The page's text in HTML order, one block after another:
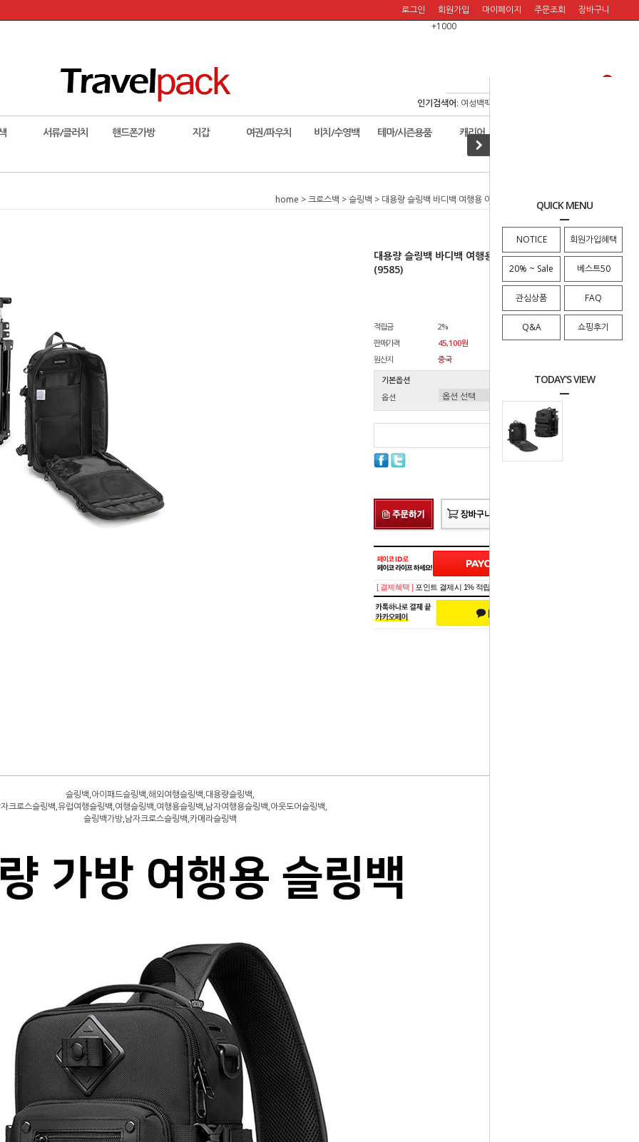
QUICK MENU
NOTICE 회원가입혜택
20% ~ Sale 베스트50
관심상품 FAQ
Q&A 쇼핑후기
TODAY'S VIEW
로그인
회원가입
+1000
마이페이지 주문조회 장바구니
인기검색어: 여성백팩
서류/클러치 핸드폰가방 지갑 여권/파우치 비치/수영백 테마/시즌용품 캐리어
home >크로스백 >슬링백 > 대용량 슬링백 바디백 여행용 아이패드 테블릿 크로스백 (9585)
대용량 슬링백 바디백 여행용 아이패드 테블릿 크로스백
(9585)
적립금
2%
판매가격
45,100원
원산지
중국
기본옵션
옵션
총 상품 금액
[ 결제혜택 ] 포인트 결제시 1% 적립!
슬링백,아이패드슬링백,해외여행슬링백,대용량슬링백,
크로스슬링백,유럽여행슬링백,여행슬링백,여행용슬링백,남자여행용슬링백,아웃도어슬링백,
슬링백가방,남자크로스슬링백,카메라슬링백